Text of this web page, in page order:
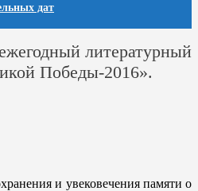
дат
литературный
Победы-2016».
и увековечения памяти о